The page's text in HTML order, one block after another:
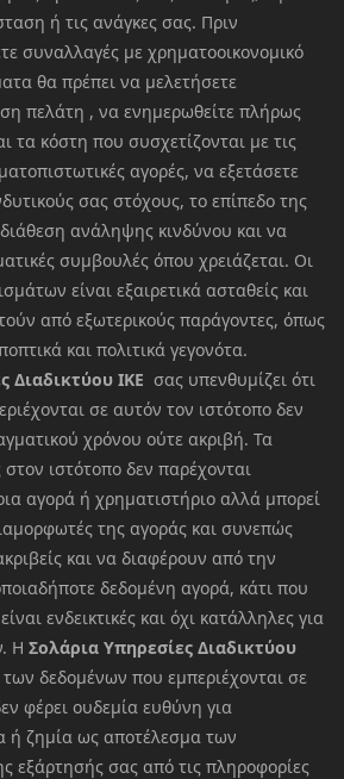
ή τις ανάγκες σας. Πριν
συναλλαγές με χρηματοοικονομικό
θα πρέπει να μελετήσετε
πελάτη , να ενημερωθείτε πλήρως
τα κόστη που συσχετίζονται με τις
αγορές, να εξετάσετε
σας στόχους, το επίπεδο της
ανάληψης κινδύνου και να
συμβουλές όπου χρειάζεται. Οι
είναι εξαιρετικά ασταθείς και
από εξωτερικούς παράγοντες, όπως
και πολιτικά γεγονότα.
Διαδικτύου ΙΚΕ σας υπενθυμίζει ότι
σε αυτόν τον ιστότοπο δεν
χρόνου ούτε ακριβή. Τα
στον ιστότοπο δεν παρέχονται
αγορά ή χρηματιστήριο αλλά μπορεί
της αγοράς και συνεπώς
και να διαφέρουν από την
δεδομένη αγορά, κάτι που
ενδεικτικές και όχι κατάλληλες για
Η Σολάρια Υπηρεσίες Διαδικτύου
δεδομένων που εμπεριέχονται σε
φέρει ουδεμία ευθύνη για
ή ζημία ως αποτέλεσμα των
εξάρτησής σας από τις πληροφορίες